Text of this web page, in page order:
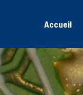
Accueil